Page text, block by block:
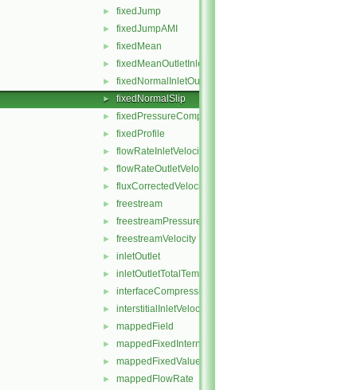
► fixedJump
► fixedJumpAMI
► fixedMean
► fixedMeanOutletInlet
► fixedNormalInletOutletVelocity
► fixedNormalSlip
► fixedPressureCompressibleDensity
► fixedProfile
► flowRateInletVelocity
► flowRateOutletVelocity
► fluxCorrectedVelocity
► freestream
► freestreamPressure
► freestreamVelocity
► inletOutlet
► inletOutletTotalTemperature
► interfaceCompression
► interstitialInletVelocity
► mappedField
► mappedFixedInternalValue
► mappedFixedValue
► mappedFlowRate